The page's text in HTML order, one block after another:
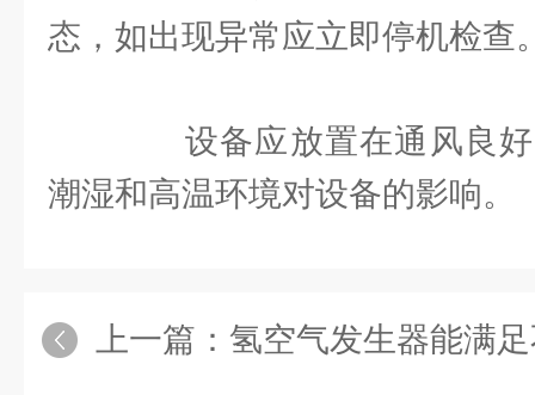
态，如出现异常应立即停机检查
设备应放置在通风良好
潮湿和高温环境对设备的影响。
上一篇： 氢空气发生器能满